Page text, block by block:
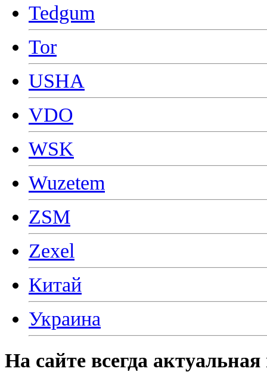
Tedgum
Tor
USHA
VDO
WSK
Wuzetem
ZSM
Zexel
Китай
Украина
На сайте всегда